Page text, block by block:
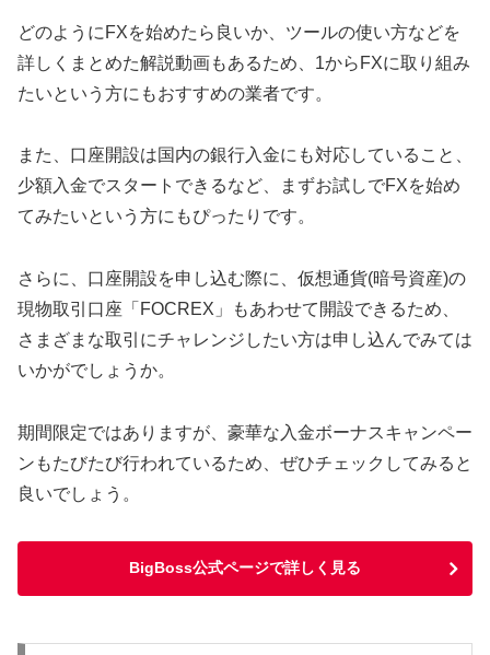
どのようにFXを始めたら良いか、ツールの使い方などを
詳しくまとめた解説動画もあるため、1からFXに取り組み
たいという方にもおすすめの業者です。
また、口座開設は国内の銀行入金にも対応していること、
少額入金でスタートできるなど、まずお試しでFXを始め
てみたいという方にもぴったりです。
さらに、口座開設を申し込む際に、仮想通貨(暗号資産)の
現物取引口座「FOCREX」もあわせて開設できるため、
さまざまな取引にチャレンジしたい方は申し込んでみては
いかがでしょうか。
期間限定ではありますが、豪華な入金ボーナスキャンペー
ンもたびたび行われているため、ぜひチェックしてみると
良いでしょう。
BigBoss公式ページで詳しく見る